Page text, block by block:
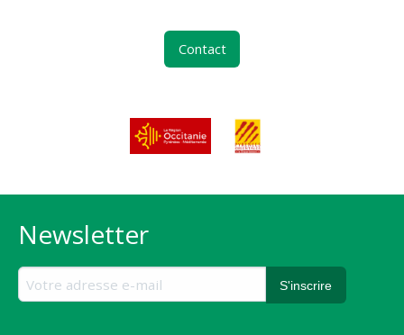
Contact
Newsletter